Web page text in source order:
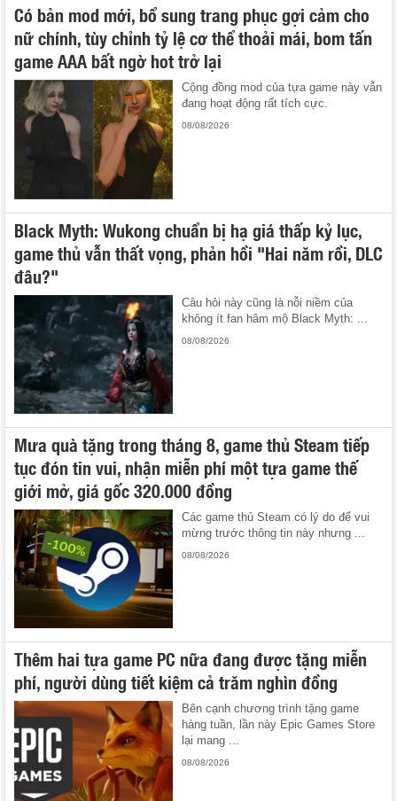
Có bản mod mới, bổ sung trang phục gợi cảm cho
nữ chính, tùy chỉnh tỷ lệ cơ thể thoải mái, bom tấn
game AAA bất ngờ hot trở lại
Cộng đồng mod của tựa game này vẫn
đang hoạt động rất tích cực.
08/08/2026
Black Myth: Wukong chuẩn bị hạ giá thấp kỷ lục,
game thủ vẫn thất vọng, phản hồi "Hai năm rồi, DLC
đâu?"
Câu hỏi này cũng là nỗi niềm của
không ít fan hâm mộ Black Myth: ...
08/08/2026
Mưa quà tặng trong tháng 8, game thủ Steam tiếp
tục đón tin vui, nhận miễn phí một tựa game thế
giới mở, giá gốc 320.000 đồng
Các game thủ Steam có lý do để vui
mừng trước thông tin này nhưng ...
08/08/2026
Thêm hai tựa game PC nữa đang được tặng miễn
phí, người dùng tiết kiệm cả trăm nghìn đồng
Bên cạnh chương trình tặng game
hàng tuần, lần này Epic Games Store
lại mang ...
08/08/2026